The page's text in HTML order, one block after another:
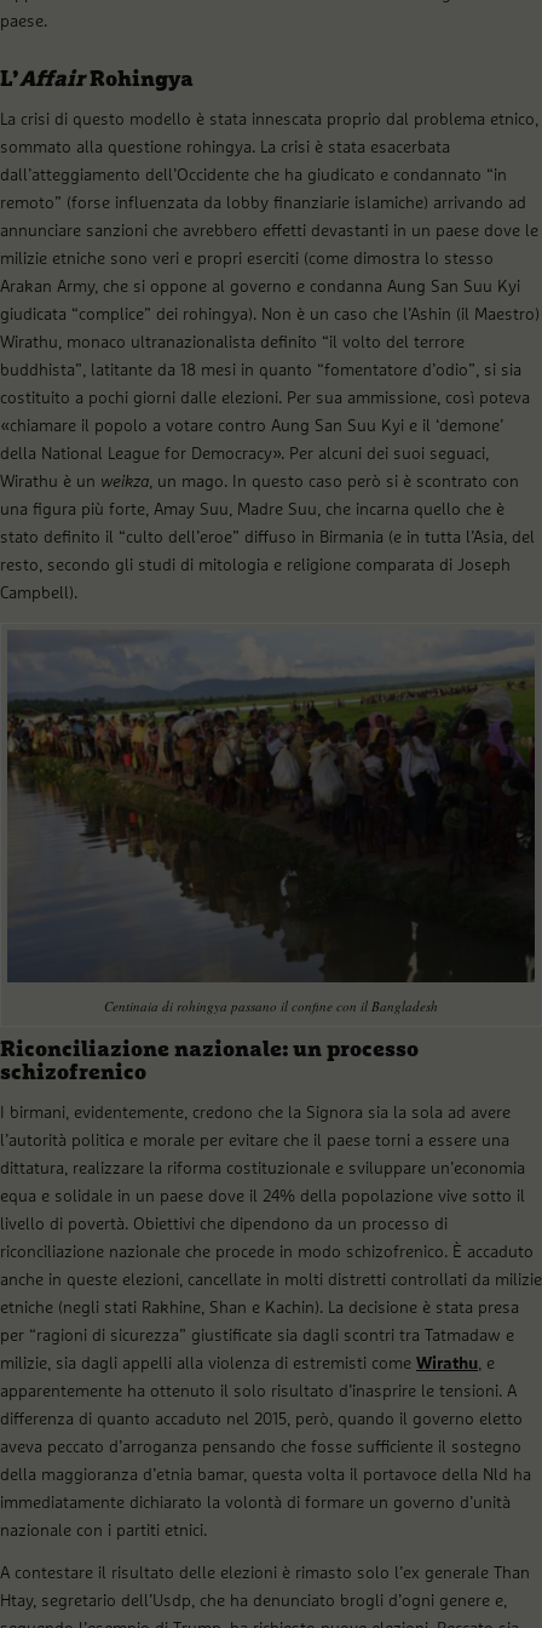
paese.
L’AffairRohingya
La crisi di questo modello è stata innescata proprio dal problema etnico,
sommato alla questione rohingya. La crisi è stata esacerbata
dall’atteggiamento dell’Occidente che ha giudicato e condannato “in
remoto” (forse influenzata da lobby finanziarie islamiche) arrivando ad
annunciare sanzioni che avrebbero effetti devastanti in un paese dove le
milizie etniche sono veri e propri eserciti (come dimostra lo stesso
Arakan Army, che si oppone al governo e condanna Aung San Suu Kyi
giudicata “complice” dei rohingya). Non è un caso che l’Ashin (il Maestro)
Wirathu, monaco ultranazionalista definito “il volto del terrore
buddhista”, latitante da 18 mesi in quanto “fomentatore d’odio”, si sia
costituito a pochi giorni dalle elezioni. Per sua ammissione, così poteva
«chiamare il popolo a votare contro Aung San Suu Kyi e il ‘demone’
della National League for Democracy». Per alcuni dei suoi seguaci,
Wirathu è un weikza, un mago. In questo caso però si è scontrato con
una figura più forte, Amay Suu, Madre Suu, che incarna quello che è
stato definito il “culto dell’eroe” diffuso in Birmania (e in tutta l’Asia, del
resto, secondo gli studi di mitologia e religione comparata di Joseph
Campbell).
Centinaia di rohingya passano il confine con il Bangladesh
Riconciliazione nazionale: un processo
schizofrenico
I birmani, evidentemente, credono che la Signora sia la sola ad avere
l’autorità politica e morale per evitare che il paese torni a essere una
dittatura, realizzare la riforma costituzionale e sviluppare un’economia
equa e solidale in un paese dove il 24% della popolazione vive sotto il
livello di povertà. Obiettivi che dipendono da un processo di
riconciliazione nazionale che procede in modo schizofrenico. È accaduto
anche in queste elezioni, cancellate in molti distretti controllati da milizie
etniche (negli stati Rakhine, Shan e Kachin). La decisione è stata presa
per “ragioni di sicurezza” giustificate sia dagli scontri tra Tatmadaw e
milizie, sia dagli appelli alla violenza di estremisti come Wirathu, e
apparentemente ha ottenuto il solo risultato d’inasprire le tensioni. A
differenza di quanto accaduto nel 2015, però, quando il governo eletto
aveva peccato d’arroganza pensando che fosse sufficiente il sostegno
della maggioranza d’etnia bamar, questa volta il portavoce della Nld ha
immediatamente dichiarato la volontà di formare un governo d’unità
nazionale con i partiti etnici.
A contestare il risultato delle elezioni è rimasto solo l’ex generale Than
Htay, segretario dell’Usdp, che ha denunciato brogli d’ogni genere e,